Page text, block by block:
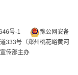
号-1
豫公网安备
号（郑州桃花峪黄河
传部主办